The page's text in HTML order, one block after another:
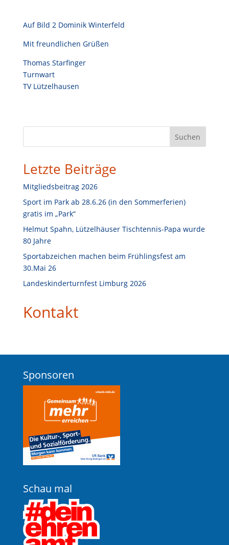
Auf Bild 2 Dominik Winterfeld
Mit freundlichen Grüßen
Thomas Starfinger
Turnwart
TV Lützelhausen
u
h
n
Suchen
Letzte Beiträge
Mitgliedsbeitrag 2026
Sport im Park ab 28.6.26 (in den Sommerferien)
gratis im „Park“
Helmut Spahn, Lützelhäuser Tischtennis-Papa wurde
80 Jahre
Sportabzeichen machen beim Frühlingsfest am
30.Mai 26
Landeskinderturnfest Limburg 2026
Kontakt
Sponsoren
Schau mal